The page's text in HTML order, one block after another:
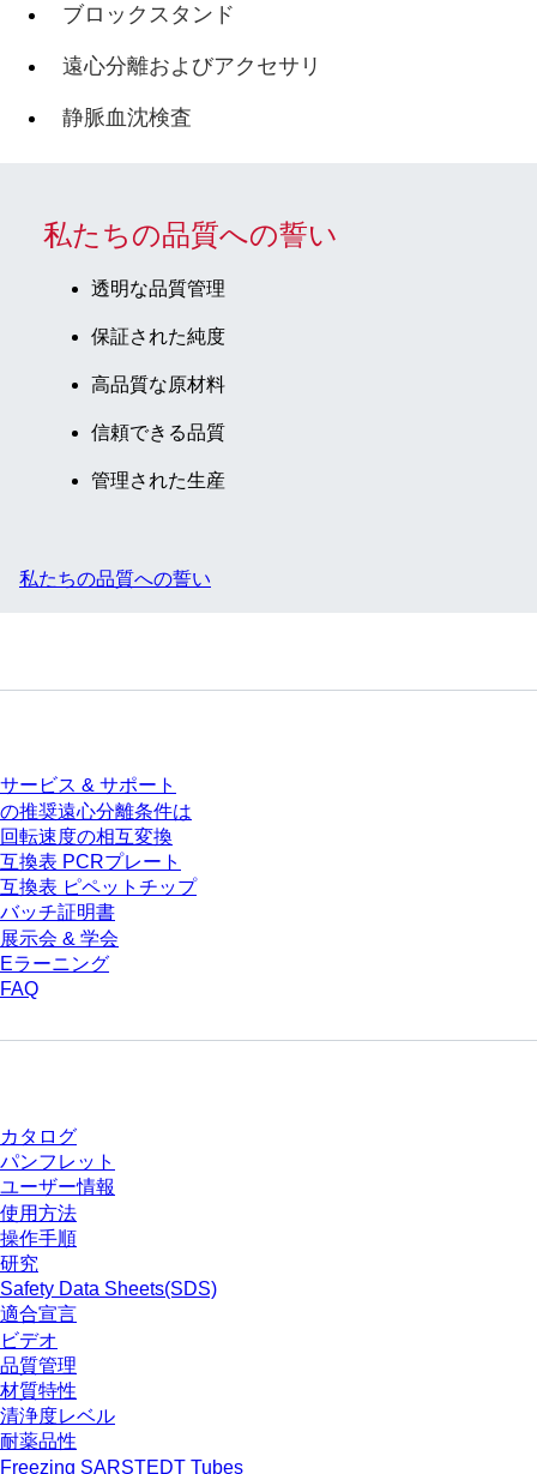
ブロックスタンド
遠心分離およびアクセサリ
静脈血沈検査
私たちの品質への誓い
透明な品質管理
保証された純度
高品質な原材料
信頼できる品質
管理された生産
私たちの品質への誓い
サービス & サポート
の推奨遠心分離条件は
回転速度の相互変換
互換表 PCRプレート
互換表 ピペットチップ
バッチ証明書
展示会 & 学会
Eラーニング
FAQ
カタログ
パンフレット
ユーザー情報
使用方法
操作手順
研究
Safety Data Sheets(SDS)
適合宣言
ビデオ
品質管理
材質特性
清浄度レベル
耐薬品性
Freezing SARSTEDT Tubes